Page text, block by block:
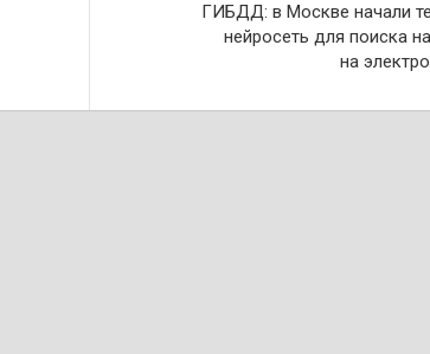
ГИБДД: в Москве начали
нейросеть для поиска
на